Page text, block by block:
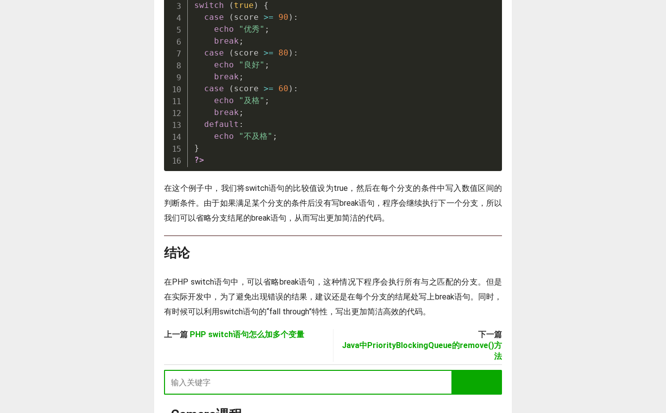
switch
( true )
{
case
( score >= 90 ) :
echo
"优秀" ;
break ;
case
( score >= 80 ) :
echo
"良好" ;
break ;
case
( score >= 60 ) :
echo
"及格" ;
break ;
default :
echo
"不及格" ;
}
?>
在这个例子中，我们将switch语句的比较值设为true，然后在每个分支的条件中写入数值区间的
判断条件。由于如果满足某个分支的条件后没有写break语句，程序会继续执行下一个分支，所以
我们可以省略分支结尾的break语句，从而写出更加简洁的代码。
结论
在PHP switch语句中，可以省略break语句，这种情况下程序会执行所有与之匹配的分支。但是
在实际开发中，为了避免出现错误的结果，建议还是在每个分支的结尾处写上break语句。同时，
有时候可以利用switch语句的“fall through”特性，写出更加简洁高效的代码。
上一篇 PHP switch语句怎么加多个变量
下一篇
Java中PriorityBlockingQueue的remove()方
法